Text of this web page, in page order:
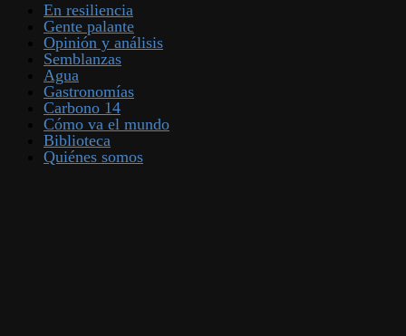
En resiliencia
Gente palante
Opinión y análisis
Semblanzas
Agua
Gastronomías
Carbono 14
Cómo va el mundo
Biblioteca
Quiénes somos